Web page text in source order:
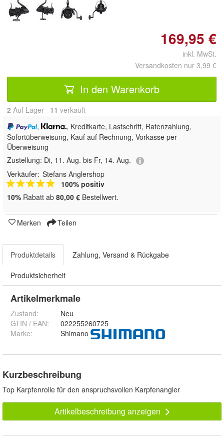
169,95 €
inkl. MwSt.
Versandkosten nur 3,99 €
In den Warenkorb
2 Auf Lager 11 verkauft
,
, Kreditkarte, Lastschrift, Ratenzahlung,
Sofortüberweisung, Kauf auf Rechnung, Vorkasse per
Überweisung
Zustellung: Di, 11. Aug. bis Fr, 14. Aug.
Verkäufer: Stefans Anglershop
100% positiv
10% Rabatt ab 80,00 € Bestellwert.
Merken Teilen
Produktdetails Zahlung, Versand & Rückgabe
Produktsicherheit
Artikelmerkmale
Zustand:
Neu
GTIN / EAN:
022255260725
Marke:
Shimano
Kurzbeschreibung
Top Karpfenrolle für den anspruchsvollen Karpfenangler
Artikelbeschreibung anzeigen